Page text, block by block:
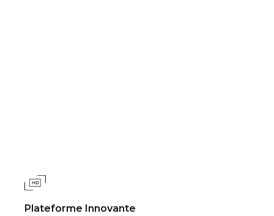
Plateforme Innovante